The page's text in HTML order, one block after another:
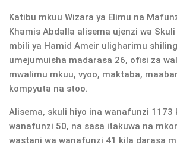
Katibu mkuu Wizara ya Elimu na
Khamis Abdalla alisema ujenzi wa
mbili ya Hamid Ameir uligharimu
umejumuisha madarasa 26, ofisi za
mwalimu mkuu, vyoo, maktaba,
kompyuta na stoo.
Alisema, skuli hiyo ina wanafunzi 1173
wanafunzi 50, na sasa itakuwa na
wastani wa wanafunzi 41 kila darasa